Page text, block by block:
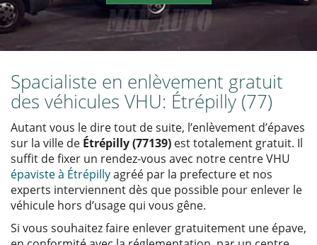
Spacialiste en enlèvement gratuit
des véhicules VHU: Étrépilly (77)
Autant vous le dire tout de suite, l’enlèvement d’épaves
sur la ville de Étrépilly (77139) est totalement gratuit. Il
suffit de fixer un rendez-vous avec notre centre VHU
épaviste à Étrépillyagréé par la prefecture et nos
experts interviennent dès que possible pour enlever le
véhicule hors d’usage qui vous gêne.
Si vous souhaitez faire enlever gratuitement une épave,